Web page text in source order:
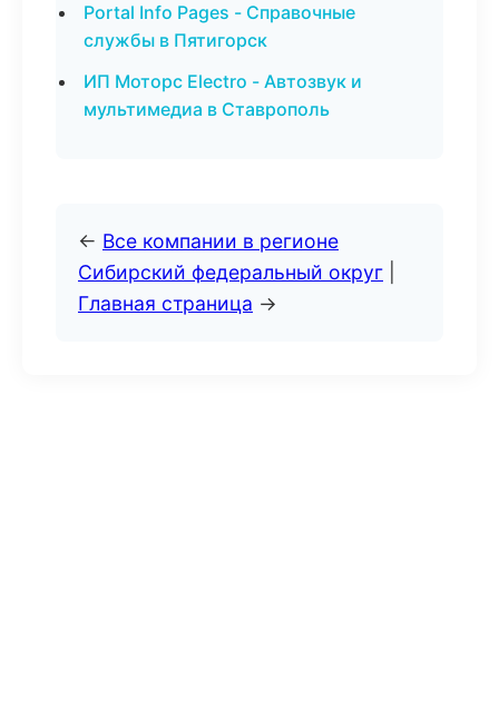
Portal Info Pages - Справочные
службы в Пятигорск
ИП Моторс Electro - Автозвук и
мультимедиа в Ставрополь
← Все компании в регионе
Сибирский федеральный округ
Главная страница →